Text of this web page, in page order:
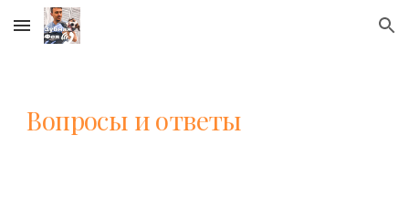
Skip to main content Skip to navigation
Вопросы и ответы